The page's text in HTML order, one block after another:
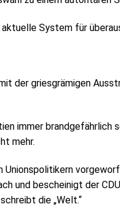
aktuelle System für
der griesgrämigen
immer brandgefährlich
mehr.
und bescheinigt der
die „Welt.“